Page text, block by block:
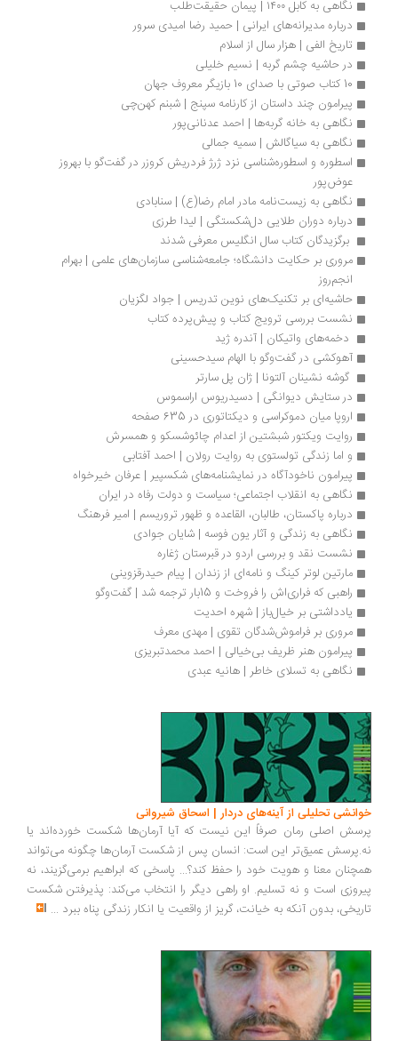
نگاهی به کابل ۱۴۰۰ | پیمان حقیقت‌طلب
درباره مدیرانه‌های ایرانی | حمید رضا امیدی سرور
تاریخ الفی | هزار سال از اسلام
در حاشیه چشم‌ گربه | نسیم خلیلی
پیرامون چند داستان از کارنامه سپنج | شبنم کهن‌چی
نگاهی به خانه گربه‌ها | احمد عدنانی‌پور
نگاهی به سیاگالش | سمیه جمالی
عوض‌پور
نگاهی به زیست‌نامه مادر امام رضا(ع) | سنابادی
درباره دوران طلایی دل‌شکستگی | لیدا طرزی
برگزیدگان کتاب سال انگلیس معرفی شدند
مروری بر حکایت دانشگاه؛ جامعه‌شناسی سازمان‌های علمی | بهرام
حاشیه‌ای بر تکنیک‌های نوین تدریس | جواد لگزیان
نشست بررسی ترویج کتاب و پیش‌پرده کتاب
دخمه‌­های واتیکان | آندره ژید
آهوکشی در گفت‌وگو با الهام سیدحسینی
گوشه نشینان آلتونا | ژان پل سارتر
در ستایش دیوانگی | دسیدریوس اراسموس
اروپا میان دموکراسی و دیکتاتوری در 635 صفحه
روایت ویکتور شبشتین از اعدام چائوشسکو و همسرش
و اما زندگی تولستوی به روایت رولان | احمد آفتابی
پیرامون ناخودآگاه در نمایشنامه‌های شکسپیر | عرفان خیرخواه
نگاهی به انقلاب اجتماعی؛ سیاست و دولت رفاه در ایران
درباره پاکستان، طالبان، القاعده و ظهور تروریسم | امیر فرهنگ
نگاهی به زندگی و آثار یون فوسه | شایان جوادی
نشست نقد و بررسی اردو در قبرستان ژغاره
مارتین لوتر کینگ و نامه‌ای از زندان | پیام حیدرقزوینی
راهبی که فراری‌اش را فروخت و 15بار ترجمه شد | گفت‌وگو
یادداشتی بر خیال‌باز | شهره احديت
مروری بر فراموش‌شدگان تقوی | مهدی معرف
پیرامون هنر ظریف بی‌خیالی | احمد محمدتبریزی
نگاهی به تسلای خاطر | هانیه عبدی
تحلیلی از آینه‌های دردار | اسحاق شیروانی
اصلی رمان صرفاً این نیست که آیا آرمان‌ها شکست خورده‌اند یا
عمیق‌تر این است: انسان پس از شکست آرمان‌ها چگونه می‌تواند
معنا و هویت خود را حفظ کند؟... پاسخی که ابراهیم برمی‌گزیند، نه
است و نه تسلیم. او راهی دیگر را انتخاب می‌کند: پذیرفتن شکست
بدون آنکه به خیانت، گریز از واقعیت یا انکار زندگی پناه ببرد...